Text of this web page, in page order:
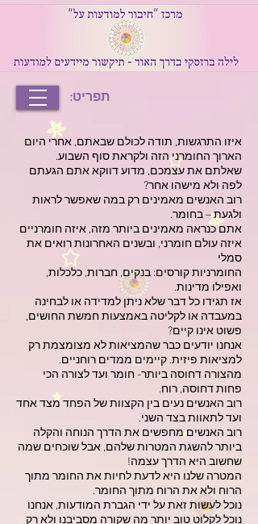
תפריט:
איזו התרגשות, תודה לכולם שבאתם, אחרי היום
הארוך החומרני הזה ולקראת סוף השבוע.
שאלתם את עצמכם, מדוע דווקא אתם הגעתם
לפה ולא מישהו אחר?
רוב האנשים מאמינים רק במה שאפשר לראות
ולגעת – בחומר.
אתם כנראה מאמינים ביותר מזה, איזה חומרניים
איזה עולם חומרני, ובשנים האחרונות רואים את
סמלי
החומרניות קורסים: בנקים, חברות, כלכלות,
ואפילו מדינות.
אז תגידו כל דבר שלא ניתן למדידה או לבחינה
במעבדה או לקליטה באמצעות חמשת החושים,
פשוט אינו קיים?
אנחנו יודעים כבר שהמציאות לא מצומצמת רק
למציאות פיזית. קיימים ממדים רוחניים.
מהצורה דחוסה ביותר- חומר ועד לצורה הכי
פחות דחוסה, רוח.
רוב האנשים נעים בין הקצוות של הפחד מצד אחד
ועד לתאוות בצד השני.
רוב האנשים מחפשים את הדרך הנוחה והקלה
ביותר להשגת המטרות שלהם, אבל שוכחים שמה
שחשוב היא הדרך עצמה!
המטרה שלנו היא לדעת לחיות את החומר מתוך
הרוח ולא את הרוח מתוך החומר.
נוכל לעשות זאת על ידי הגברת המודעות, אנחנו
נוכל לקלוט טוב יותר מה שקורה מסביבנו ולא רק